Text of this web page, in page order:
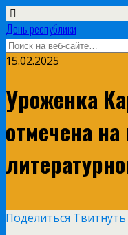
День республики
15.02.2025
Уроженка
отмечена
Поделиться Твитнуть